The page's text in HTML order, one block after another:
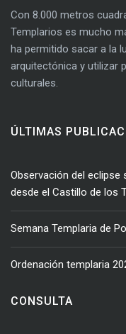
Con 8.000 metros
Templarios es mucho
ha permitido sacar a la
arquitectónica y utilizar
culturales.
ÚLTIMAS
Observación del
desde el Castillo de los
Semana Templaria de
Ordenación templaria
CONSULTA